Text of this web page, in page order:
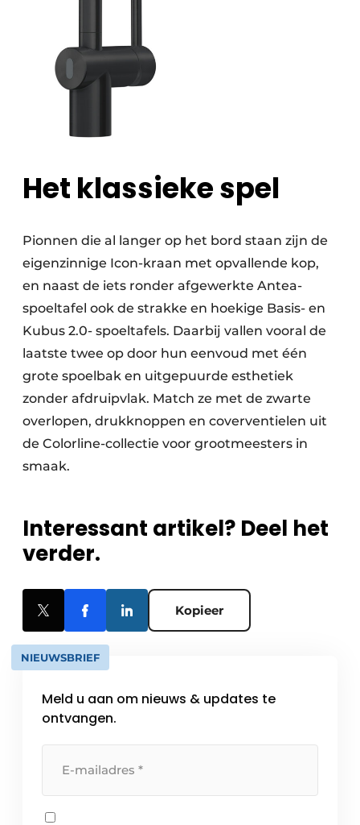
Het klassieke spel
Pionnen die al langer op het bord staan zijn de
eigenzinnige Icon-kraan met opvallende kop,
en naast de iets ronder afgewerkte Antea-
spoeltafel ook de strakke en hoekige Basis- en
Kubus 2.0- spoeltafels. Daarbij vallen vooral de
laatste twee op door hun eenvoud met één
grote spoelbak en uitgepuurde esthetiek
zonder afdruipvlak. Match ze met de zwarte
overlopen, drukknoppen en coverventielen uit
de Colorline-collectie voor grootmeesters in
smaak.
Interessant artikel? Deel het
verder.
Kopieer
NIEUWSBRIEF
Meld u aan om nieuws & updates te
ontvangen.